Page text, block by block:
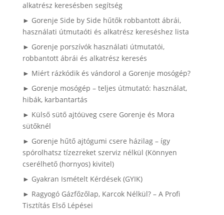
alkatrész keresésben segítség
► Gorenje Side by Side hűtők robbantott ábrái,
használati útmutaóti és alkatrész kereséshez lista
► Gorenje porszívók használati útmutatói,
robbantott ábrái és alkatrész keresés
► Miért rázkódik és vándorol a Gorenje mosógép?
► Gorenje mosógép – teljes útmutató: használat,
hibák, karbantartás
► Külső sütő ajtóüveg csere Gorenje és Mora
sütőknél
► Gorenje hűtő ajtógumi csere házilag – így
spórolhatsz tízezreket szerviz nélkül (Könnyen
cserélhető (hornyos) kivitel)
► Gyakran Ismételt Kérdések (GYIK)
► Ragyogó Gázfőzőlap, Karcok Nélkül? – A Profi
Tisztítás Első Lépései